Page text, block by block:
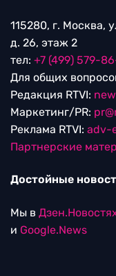
115280, г. Москва,
д. 26, этаж 2
тел: +7 (499) 579-
Для общих
Редакция RTVI:
Маркетинг/PR:
Реклама RTVI: adv-
Партнерские
Достойные
Мы в
и Google.News